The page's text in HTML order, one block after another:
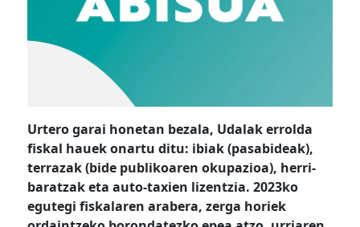
Urtero garai honetan bezala, Udalak errolda
fiskal hauek onartu ditu: ibiak (pasabideak),
terrazak (bide publikoaren okupazioa), herri-
baratzak eta auto-taxien lizentzia. 2023ko
egutegi fiskalaren arabera, zerga horiek